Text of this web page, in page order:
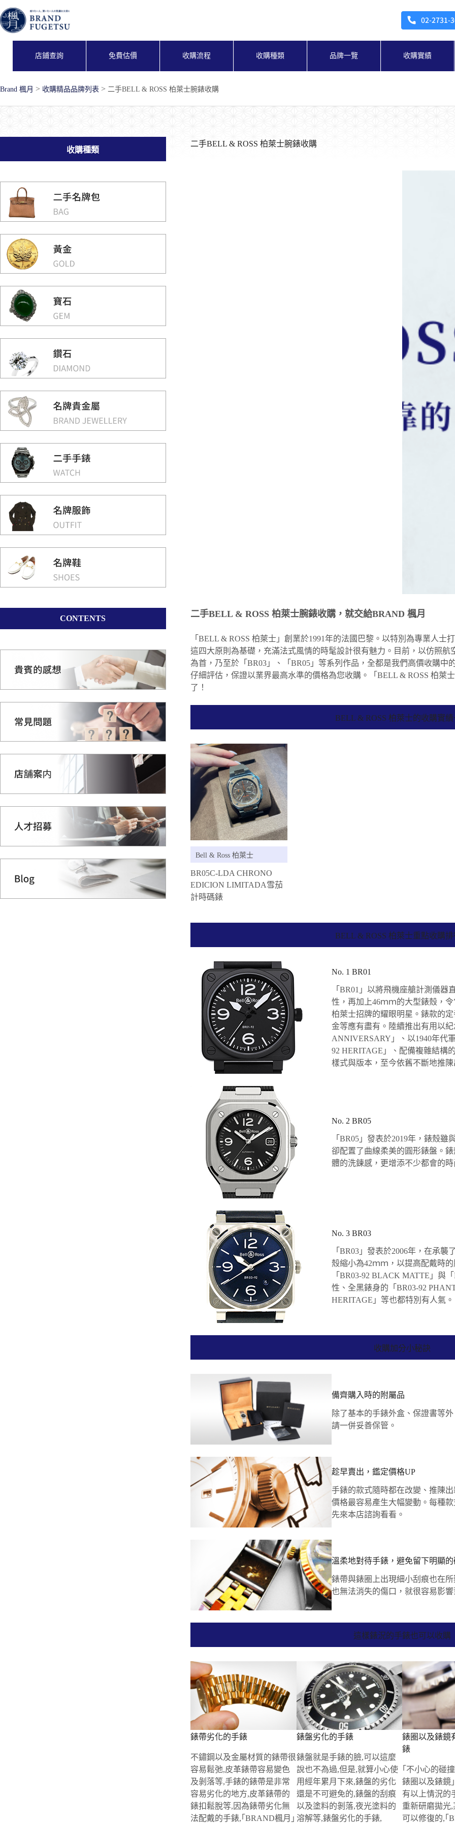
至
主
店鋪查詢 免費估價 收購流程 收購種類 品牌一覽 收購實績
Brand 楓月 > 收購精品品牌列表 > 二手BELL & ROSS 柏萊士腕錶收購
二手BELL & ROSS 柏萊士腕錶收購
二手BELL & ROSS 柏萊士腕錶收購，就交給BRAND 楓月
「BELL & ROSS 柏萊士」創業於1991年的法國巴黎。以特別為專業人
這四大原則為基礎，充滿法式風情的時髦設計很有魅力。目前，以仿照航
為首，乃至於「BR03」、「BR05」等系列作品，全都是我們高價收購中
仔細評估，保證以業界最高水準的價格為您收購。「BELL & ROSS 柏萊
了！
BELL & ROSS 柏萊士的收購實
Bell & Ross 柏萊士
BR05C-LDA CHRONO
EDICION LIMITADA雪茄
計時碼錶
BELL & ROSS 柏萊士重點收購
No. 1 BR01
「BR01」以將飛機座艙計測儀
性，再加上46ｍｍ的大型錶殼，
柏萊士招牌的耀眼明星。錶款的
金等應有盡有。陸續推出有用以
ANNIVERSARY」、以1940年代
92 HERITAGE」、配備複雜結構
樣式與版本，至今依舊不斷地推
No. 2 BR05
「BR05」發表於2019年，錶殼
卻配置了曲線柔美的圓形錶盤。
體的洗鍊感，更增添不少都會的
No. 3 BR03
「BR03」發表於2006年，在承
殼縮小為42ｍｍ，以提高配戴時
「BR03-92 BLACK MATTE」與
性、全黑錶身的「BR03-92
HERITAGE」等也都特別有人氣。
收購加分小秘訣
備齊購入時的附屬品
除了基本的手錶外盒、保證書等
請一併妥善保管。
趁早賣出，鑑定價格UP
手錶的款式隨時都在改變、推陳
價格最容易產生大幅變動。每種
先來本店諮詢看看。
溫柔地對待手錶，避免留下明顯
錶帶與錶圈上出現細小刮痕也在
也無法消失的傷口，就很容易影
這樣錶況的手錶也可以收購
錶帶劣化的手錶
不鏽鋼以及金屬材質的錶帶很
容易鬆弛,皮革錶帶容易變色
及剝落等,手錶的錶帶是非常
容易劣化的地方,皮革錶帶的
錶扣鬆脫等,因為錶帶劣化無
法配戴的手錶,｢BRAND楓月｣
錶盤劣化的手錶
錶盤就是手錶的臉,可以這麼
說也不為過,但是,就算小心使
用經年累月下來,錶盤的劣化
還是不可避免的,錶盤的刮痕
以及塗料的剝落,夜光塗料的
溶解等,錶盤劣化的手錶,
錶圈以及錶鏡
錶
｢不小心的碰
錶圈以及錶鏡
有以上情況的
重新研磨拋光
可以修復的,｢
收購種類
CONTENTS